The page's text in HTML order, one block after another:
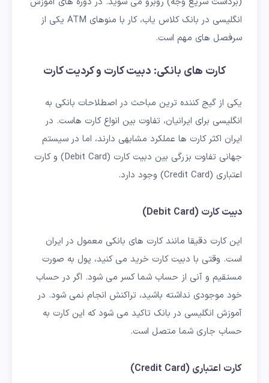
انگلیسی در بانک کلاس یاب، کار با منوهای ATM یکی از
سرفصل های مهم است.
کارت های بانکی: دبیت کارت و کردیت کارت
یکی از گیج کننده ترین مباحث در اصطلاحات بانکی به
انگلیسی برای ایرانیان، تفاوت بین انواع کارت هاست. در
ایران اکثر کارت ها عملکرد مشابهی دارند، اما در سیستم
جهانی تفاوت بزرگی بین دبیت کارت (Debit Card) و کارت
اعتباری (Credit Card) وجود دارد.
دبیت کارت (Debit Card)
این کارت دقیقا مانند کارت های بانکی معمول در ایران
است. وقتی با دبیت کارت خرید می کنید، پول به صورت
مستقیم و آنی از حساب شما کسر می شود. اگر در حساب
خود موجودی نداشته باشید، تراکنش انجام نمی شود. در
آموزش انگلیسی در بانک تاکید می شود که این کارت به
حساب جاری شما متصل است.
کارت اعتباری (Credit Card)